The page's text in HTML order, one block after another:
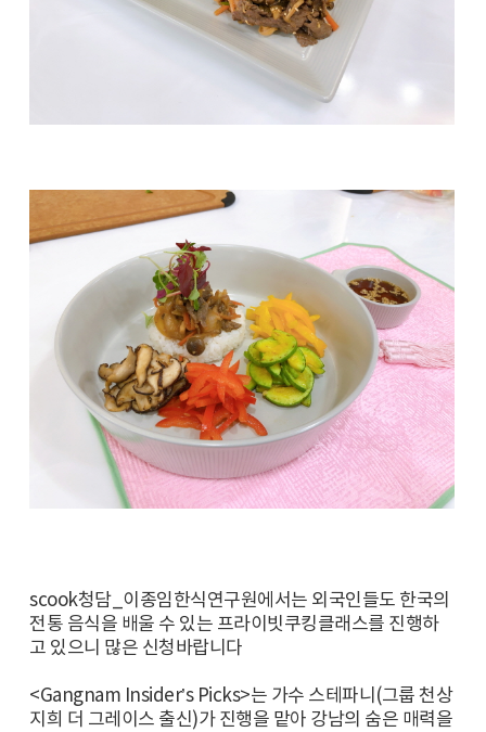
scook청담_이종임한식연구원에서는 외국인들도 한국의
전통 음식을 배울 수 있는 프라이빗쿠킹클래스를 진행하
고 있으니 많은 신청바랍니다
<Gangnam Insider’s Picks>는 가수 스테파니(그룹 천상
지희 더 그레이스 출신)가 진행을 맡아 강남의 숨은 매력을